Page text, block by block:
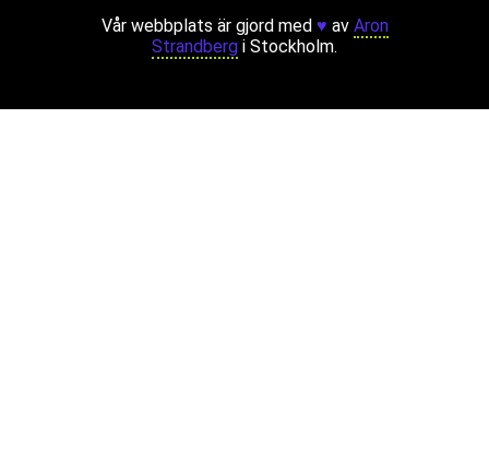
Vår webbplats är gjord med ♥ av Aron
Strandberg i Stockholm.